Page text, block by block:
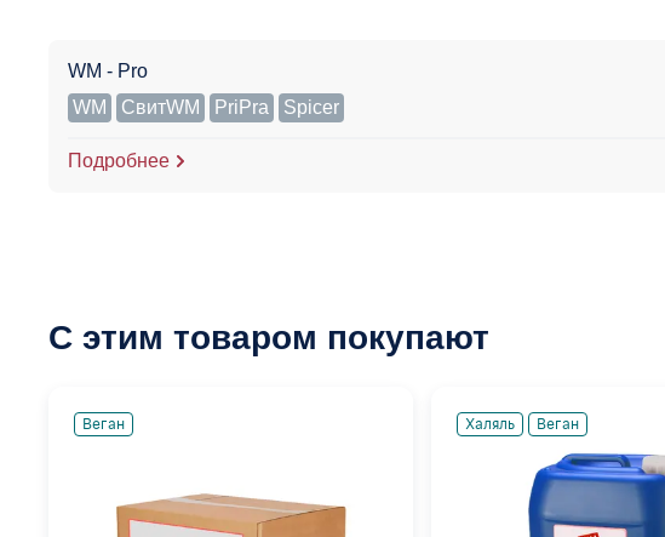
WM - Pro
WM
СвитWM PriPra Spicer
Подробнее
С этим товаром покупают
Веган Халяль Веган